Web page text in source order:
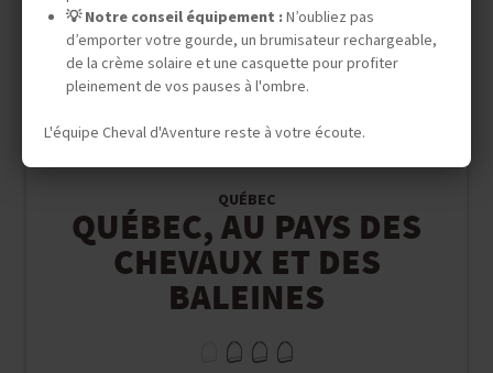
QUÉBEC
QUÉBEC, AU PAYS DES
CHEVAUX ET DES
BALEINES
💡 Notre conseil équipement :N’oubliez pas
d’emporter votre gourde, un brumisateur rechargeable,
de la crème solaire et une casquette pour profiter
pleinement de vos pauses à l'ombre.
L'équipe Cheval d'Aventure reste à votre écoute.